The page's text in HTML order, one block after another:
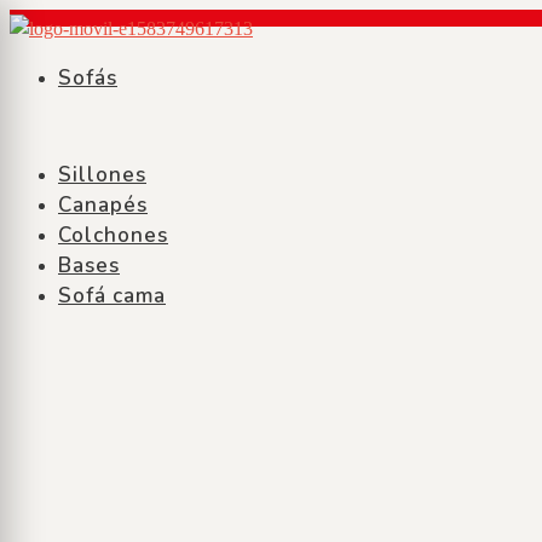
Saltar
contenidoSofás
Sillones
Canapés
Colchones
Bases
Sofá cama